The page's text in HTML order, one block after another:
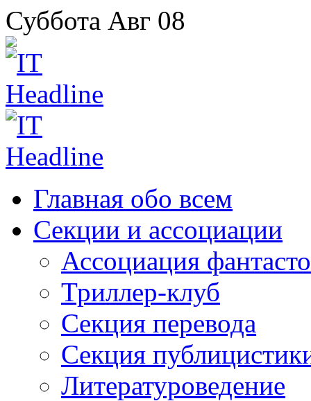
Суббота Авг 08
Главная обо всем
Секции и ассоциации
Ассоциация
Триллер-клуб
Секция перевода
Секция
Литературоведение